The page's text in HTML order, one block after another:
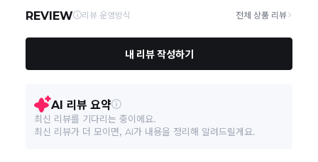
상품하자 이외 사이즈, 색상교환 등 단순 변심에 의한 교
조(청약 철회등)9항에 의거 소비자의 사정에 의한 청약
주문완료 후 재고 부족 등으로 인해 주문 취소 처리가 될
수도 있는 점 양해 부탁드립니다.
주문상태가 상품준비중인 경우 취소신청이 불가능합니